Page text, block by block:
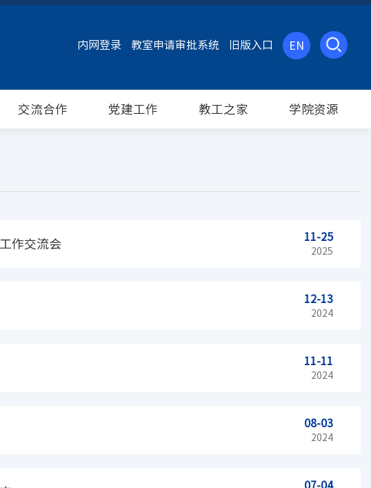
交流合作 党建工作 教工之家 学院资源
内网登录 教室申请审批系统 旧版入口 EN
作交流会
11-25
2025
12-13
2024
11-11
2024
08-03
2024
07-04